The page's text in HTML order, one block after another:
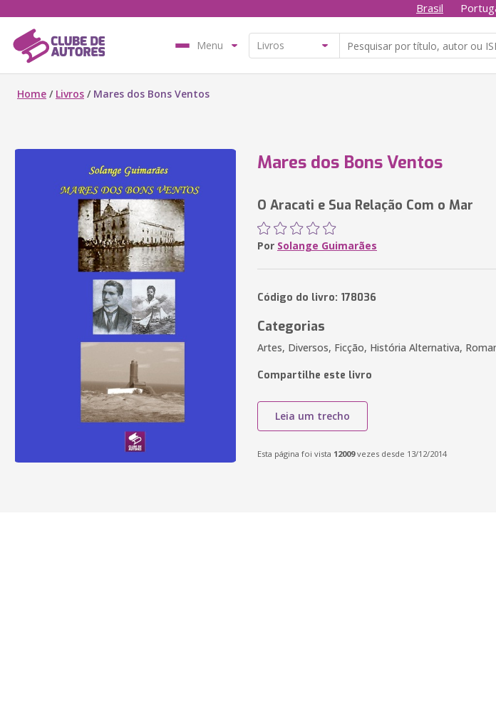
Brasil
Menu
Home / Livros / Mares dos Bons Ventos
Mares dos Bons Ventos
O Aracati e Sua Relação Com o Mar
Por Solange Guimarães
Código do livro: 178036
Categorias
Artes, Diversos, Ficção, História Alternativa,
Compartilhe este livro
Leia um trecho
Esta página foi vista 12009vezes desde 13/12/2014